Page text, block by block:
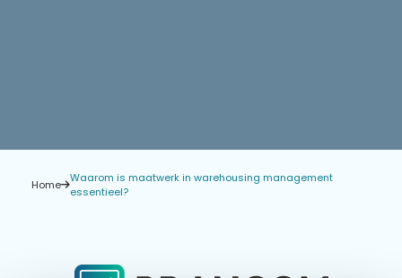
Home
Waarom is maatwerk in warehousing management
essentieel?